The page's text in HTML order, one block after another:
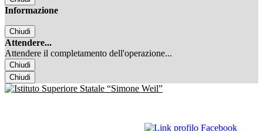
Informazione
Chiudi
Attendere...
Attendere il completamento dell'operazione...
Chiudi
Chiudi